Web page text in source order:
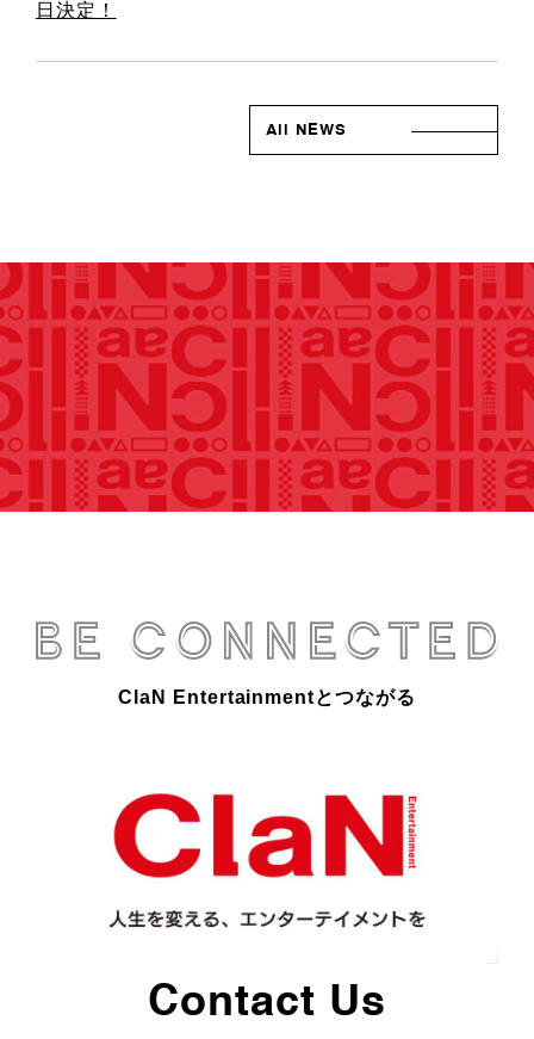
日決定！
All NEWS
ClaN Entertainmentとつながる
Contact Us